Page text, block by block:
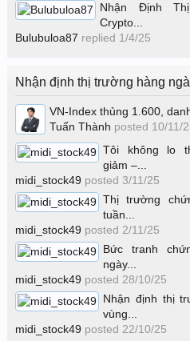
Nhận Định
Crypto...
Bulubuloa87 replied 1/4/25
Nhận định thị trường hàng
VN-Index thủng 1.600, danh
Tuấn Thành posted 10/11/
Tôi không lo
giảm –...
midi_stock49 posted 3/11/25
Thị trường
tuần...
midi_stock49 posted 2/11/25
Bức tranh
ngày...
midi_stock49 posted 28/10/25
Nhận định thị
vùng...
midi_stock49 posted 22/10/25